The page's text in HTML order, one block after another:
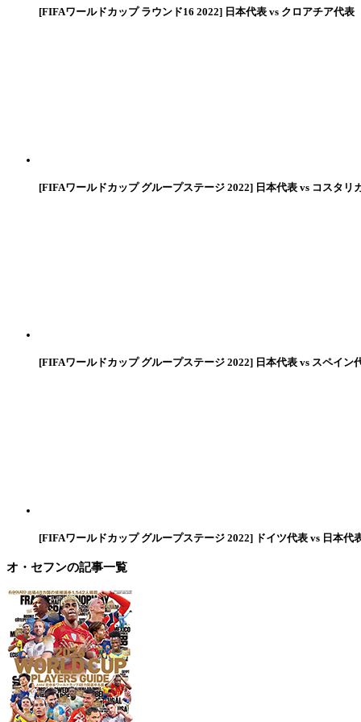
[FIFAワールドカップ ラウンド16 2022] 日本代表 vs クロアチア代表
[FIFAワールドカップ グループステージ 2022] 日本代表 vs コスタリ
[FIFAワールドカップ グループステージ 2022] 日本代表 vs スペイン
[FIFAワールドカップ グループステージ 2022] ドイツ代表 vs 日本代
オ・セフンの記事一覧